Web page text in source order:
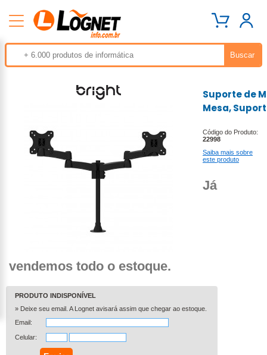
Suporte de
Mesa,
Código do Produto:
22998
Saiba mais sobre
este produto
Já
vendemos todo o estoque.
PRODUTO INDISPONÍVEL
» Deixe seu email. A Lognet avisará assim que chegar ao estoque.
Email:
Celular: